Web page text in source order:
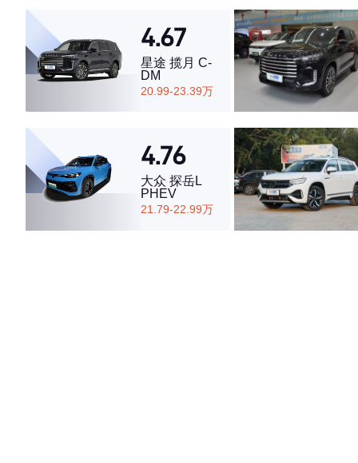
4.67
星途 揽月 C-
DM
20.99-23.39万
4.76
大众 探岳L
PHEV
21.79-22.99万